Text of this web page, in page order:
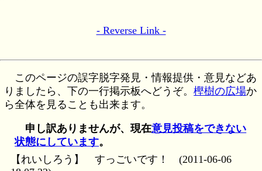
- Reverse Link -
このページの誤字脱字発見・情報提供・意見などあ
りましたら、下の一行掲示板へどうぞ。樫樹の広場か
ら全体を見ることも出来ます。
申し訳ありませんが、現在意見投稿をできない
状態にしています。
【れいしろう】 すっごいです！
(2011-06-06